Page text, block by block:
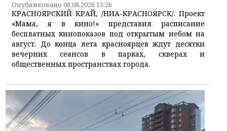
Опубликовано 06.08.2026 15:26
КРАСНОЯРСКИЙ КРАЙ, /НИА-КРАСНОЯРСК/. Проект
«Мама, я в кино!» представил расписание
бесплатных кинопоказов под открытым небом на
август. До конца лета красноярцев ждут десятки
вечерних сеансов в парках, скверах и
общественных пространствах города.